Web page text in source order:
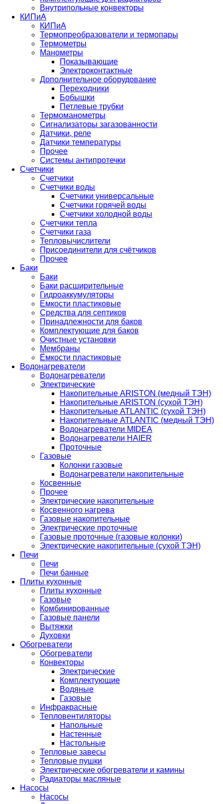
Внутрипольные конвекторы
КИПиА
КИПиА
Термопреобразователи и термопары
Термометры
Манометры
Показывающие
Электроконтактные
Дополнительное оборудование
Переходники
Бобышки
Петлевые трубки
Термоманометры
Сигнализаторы загазованности
Датчики, реле
Датчики температуры
Прочее
Системы антипротечки
Счетчики
Счетчики
Счетчики воды
Счетчики универсальные
Счетчики горячей воды
Счетчики холодной воды
Счетчики тепла
Счетчики газа
Тепловычислители
Присоединители для счётчиков
Прочее
Баки
Баки
Баки расширительные
Гидроаккумуляторы
Емкости пластиковые
Средства для септиков
Принадлежности для баков
Комплектующие для баков
Очистные установки
Мембраны
Ёмкости пластиковые
Водонагреватели
Водонагреватели
Электрические
Накопительные ARISTON (медный ТЭН)
Накопительные ARISTON (сухой ТЭН)
Накопительные ATLANTIC (сухой ТЭН)
Накопительные ATLANTIC (медный ТЭН)
Водонагреватели MIDEA
Водонагреватели HAIER
Проточные
Газовые
Колонки газовые
Водонагреватели накопительные
Косвенные
Прочее
Электрические накопительные
Косвенного нагрева
Газовые накопительные
Электрические проточные
Газовые проточные (газовые колонки)
Электрические накопительные (сухой ТЭН)
Печи
Печи
Печи банные
Плиты кухонные
Плиты кухонные
Газовые
Комбинированные
Газовые панели
Вытяжки
Духовки
Обогреватели
Обогреватели
Конвекторы
Электрические
Комплектующие
Водяные
Газовые
Инфракрасные
Тепловентиляторы
Напольные
Настенные
Настольные
Тепловые завесы
Тепловые пушки
Электрические обогреватели и камины
Радиаторы масляные
Насосы
Насосы